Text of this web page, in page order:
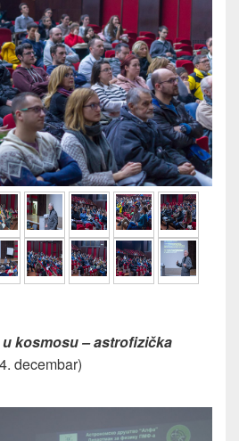
kosmosu – astrofizička
decembar)